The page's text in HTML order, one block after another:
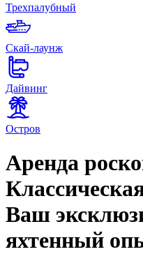
Трехпалубный
Скай-лаунж
Дайвинг
Остров
Аренда
Ваш
яхтенный